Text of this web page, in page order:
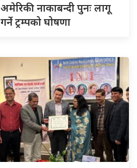
अमेरिकी नाकाबन्दी पुनः लागू
गर्ने ट्रम्पको घोषणा